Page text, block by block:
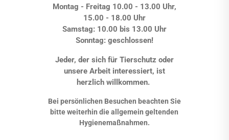
Montag - Freitag 10.00 - 13.00 Uhr,
15.00 - 18.00 Uhr
Samstag: 10.00 bis 13.00 Uhr
Sonntag: geschlossen!
Jeder, der sich für Tierschutz oder
unsere Arbeit interessiert, ist
herzlich willkommen.
Bei persönlichen Besuchen beachten Sie
bitte weiterhin die allgemein geltenden
Hygienemaßnahmen.